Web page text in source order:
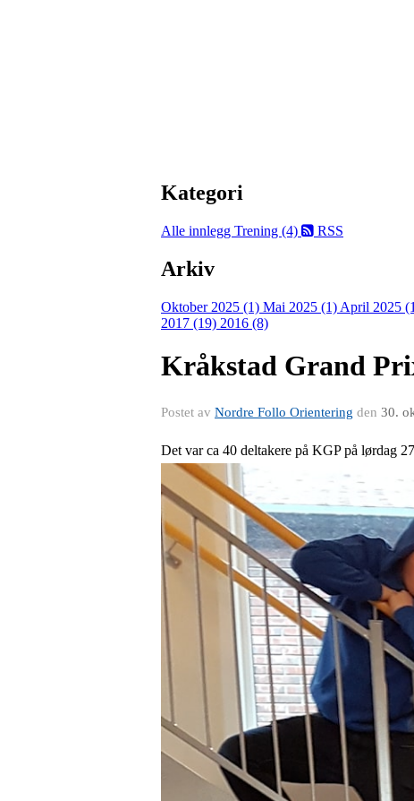
Kategori
Alle innlegg Trening (4) RSS
Arkiv
Oktober 2025 (1) Mai 2025 (1) April 2025
2017 (19) 2016 (8)
Kråkstad Grand
Postet av Nordre Follo Orientering den 30.
Det var ca 40 deltakere på KGP på lørdag